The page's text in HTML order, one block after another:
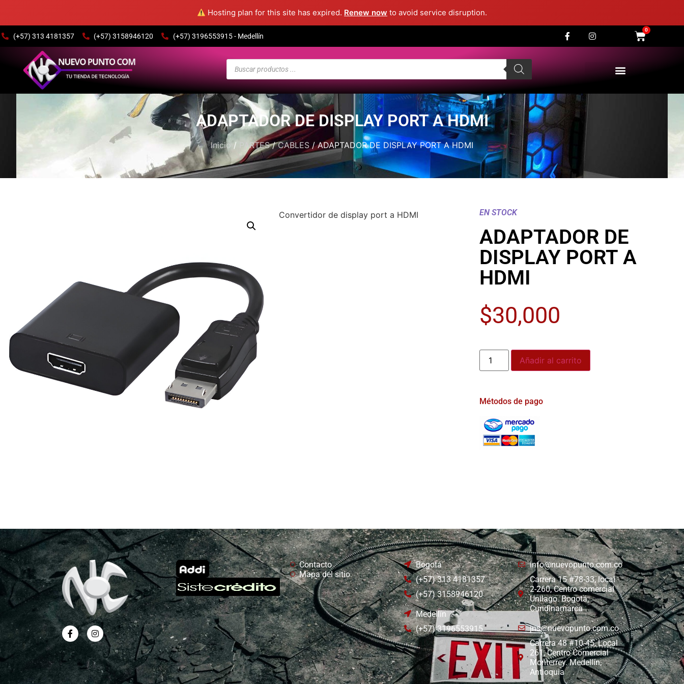
Hosting plan for this site has expired. Renew now to avoid service disruption.
(+57) 313 4181357 (+57) 3158946120 (+57) 3196553915 - Medellín
0
ADAPTADOR DE DISPLAY PORT A HDMI
Inicio / PARTES/CABLES / ADAPTADOR DE DISPLAY PORT A HDMI
Convertidor de display port a HDMI EN STOCK
ADAPTADOR DE
DISPLAY PORT A
HDMI
$30,000
Añadir al carrito
Métodos de pago
Contacto
Mapa del sitio
Bogotá
(+57) 313 4181357
(+57) 3158946120
Medellín
(+57) 3196553915
info@nuevopunto.com.co
Carrera 15 #78-33, local
2-260, Centro comercial
Unilago. Bogotá,
Cundinamarca
jns@nuevopunto.com.co
Carrera 48 #10-45, Local
261, Centro Comercial
Monterrey. Medellín,
Antioquia